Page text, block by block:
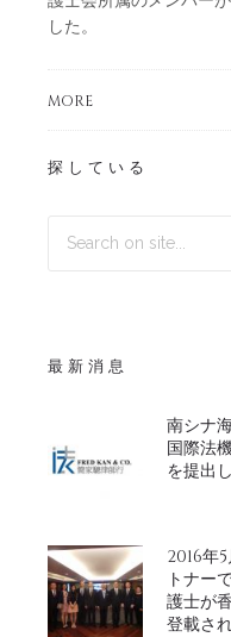
した。
MORE
探している
最新消息
南シナ
国際法
を提出
2016年
トナー
護士が
登載さ